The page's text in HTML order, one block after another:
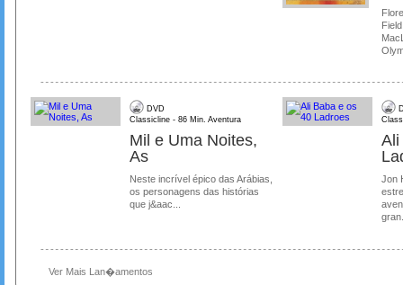
DVD
Classicline - 86 Min. Aventura
Mil e Uma Noites,
As
Neste incrível épico das Arábias,
os personagens das histórias
que j&aac...
Ali
Jon
Ver Mais Lan�amentos